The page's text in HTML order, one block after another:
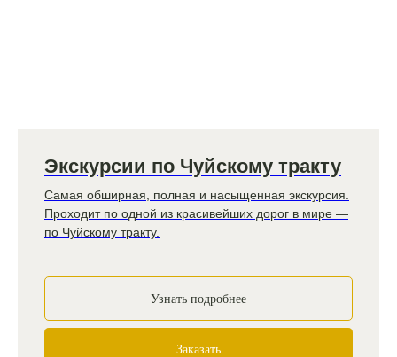
Экскурсии по Чуйскому тракту
Самая обширная, полная и насыщенная экскурсия.
Проходит по одной из красивейших дорог в мире —
по Чуйскому тракту.
Узнать подробнее
Заказать